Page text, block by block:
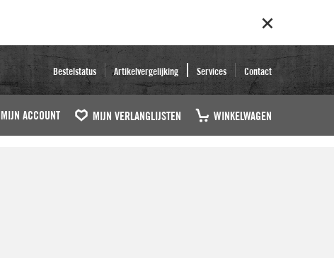
Bestelstatus Artikelvergelijking Services Contact
MIJN ACCOUNT MIJN VERLANGLIJSTEN WINKELWAGEN